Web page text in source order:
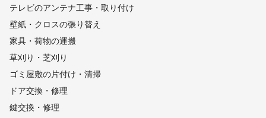
テレビのアンテナ工事・取り付け
壁紙・クロスの張り替え
家具・荷物の運搬
草刈り・芝刈り
ゴミ屋敷の片付け・清掃
ドア交換・修理
鍵交換・修理